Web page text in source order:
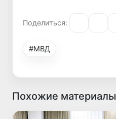
Поделиться:
#МВД
Похожие материалы